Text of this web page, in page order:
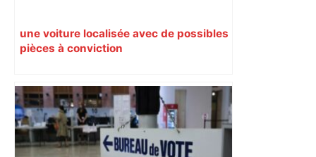
une voiture localisée avec de possibles
pièces à conviction